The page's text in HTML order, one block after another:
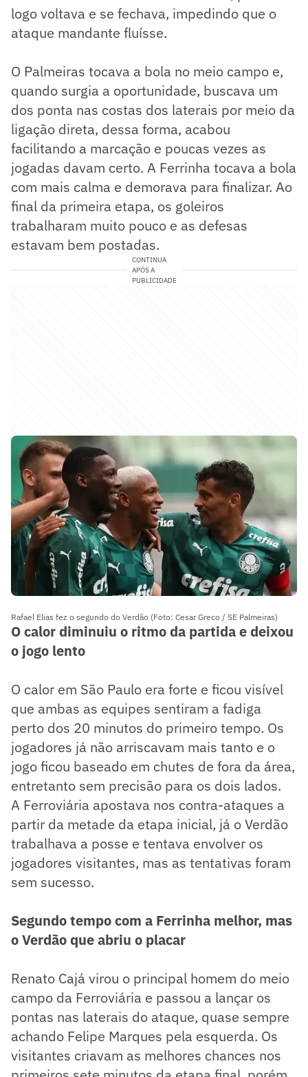
logo voltava e se fechava, impedindo que o
ataque mandante fluísse.
O Palmeiras tocava a bola no meio campo e,
quando surgia a oportunidade, buscava um
dos ponta nas costas dos laterais por meio da
ligação direta, dessa forma, acabou
facilitando a marcação e poucas vezes as
jogadas davam certo. A Ferrinha tocava a bola
com mais calma e demorava para finalizar. Ao
final da primeira etapa, os goleiros
trabalharam muito pouco e as defesas
estavam bem postadas.
CONTINUA
APÓS A
PUBLICIDADE
Rafael Elias fez o segundo do Verdão (Foto: Cesar Greco / SE Palmeiras)
O calor diminuiu o ritmo da partida e deixou
o jogo lento
O calor em São Paulo era forte e ficou visível
que ambas as equipes sentiram a fadiga
perto dos 20 minutos do primeiro tempo. Os
jogadores já não arriscavam mais tanto e o
jogo ficou baseado em chutes de fora da área,
entretanto sem precisão para os dois lados.
A Ferroviária apostava nos contra-ataques a
partir da metade da etapa inicial, já o Verdão
trabalhava a posse e tentava envolver os
jogadores visitantes, mas as tentativas foram
sem sucesso.
Segundo tempo com a Ferrinha melhor, mas
o Verdão que abriu o placar
Renato Cajá virou o principal homem do meio
campo da Ferroviária e passou a lançar os
pontas nas laterais do ataque, quase sempre
achando Felipe Marques pela esquerda. Os
visitantes criavam as melhores chances nos